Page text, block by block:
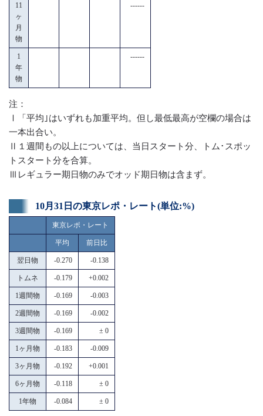
11
ヶ
月
物
------
1
年
物
------
注：
Ⅰ「平均｣はいずれも加重平均。但し最低最高が空欄の場合は
一本出合い。
Ⅱ１週間もの以上については、当日スタート分、トム･スポッ
トスタート分を合算。
Ⅲレギュラー期日物のみでオッド期日物は含まず。
10月31日の東京レポ・レート(単位:%)
東京レポ・レート
平均 前日比
翌日物 -0.270 -0.138
トムネ -0.179 +0.002
1週間物 -0.169 -0.003
2週間物 -0.169 -0.002
3週間物 -0.169 ± 0
1ヶ月物 -0.183 -0.009
3ヶ月物 -0.192 +0.001
6ヶ月物 -0.118 ± 0
1年物 -0.084 ± 0